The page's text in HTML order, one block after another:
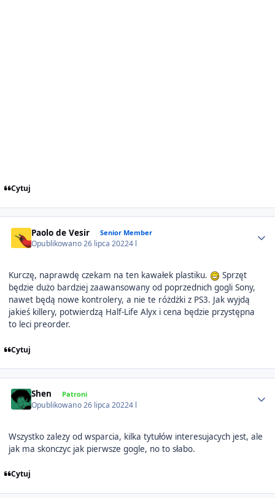
Cytuj
Paolo de Vesir Senior Member
Opublikowano26 lipca 20224 l
Kurczę, naprawdę czekam na ten kawałek plastiku.
Sprzęt
będzie dużo bardziej zaawansowany od poprzednich gogli Sony,
nawet będą nowe kontrolery, a nie te różdżki z PS3. Jak wyjdą
jakieś killery, potwierdzą Half-Life Alyx i cena będzie przystępna
to leci preorder.
Cytuj
Shen Patroni
Opublikowano26 lipca 20224 l
Wszystko zalezy od wsparcia, kilka tytułów interesujacych jest, ale
jak ma skonczyc jak pierwsze gogle, no to słabo.
Cytuj